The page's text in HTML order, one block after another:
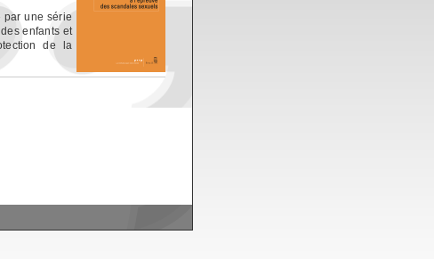
par une série
enfants et
de la